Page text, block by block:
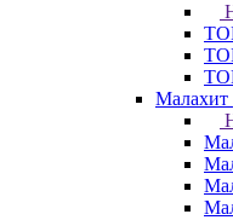
Малахит